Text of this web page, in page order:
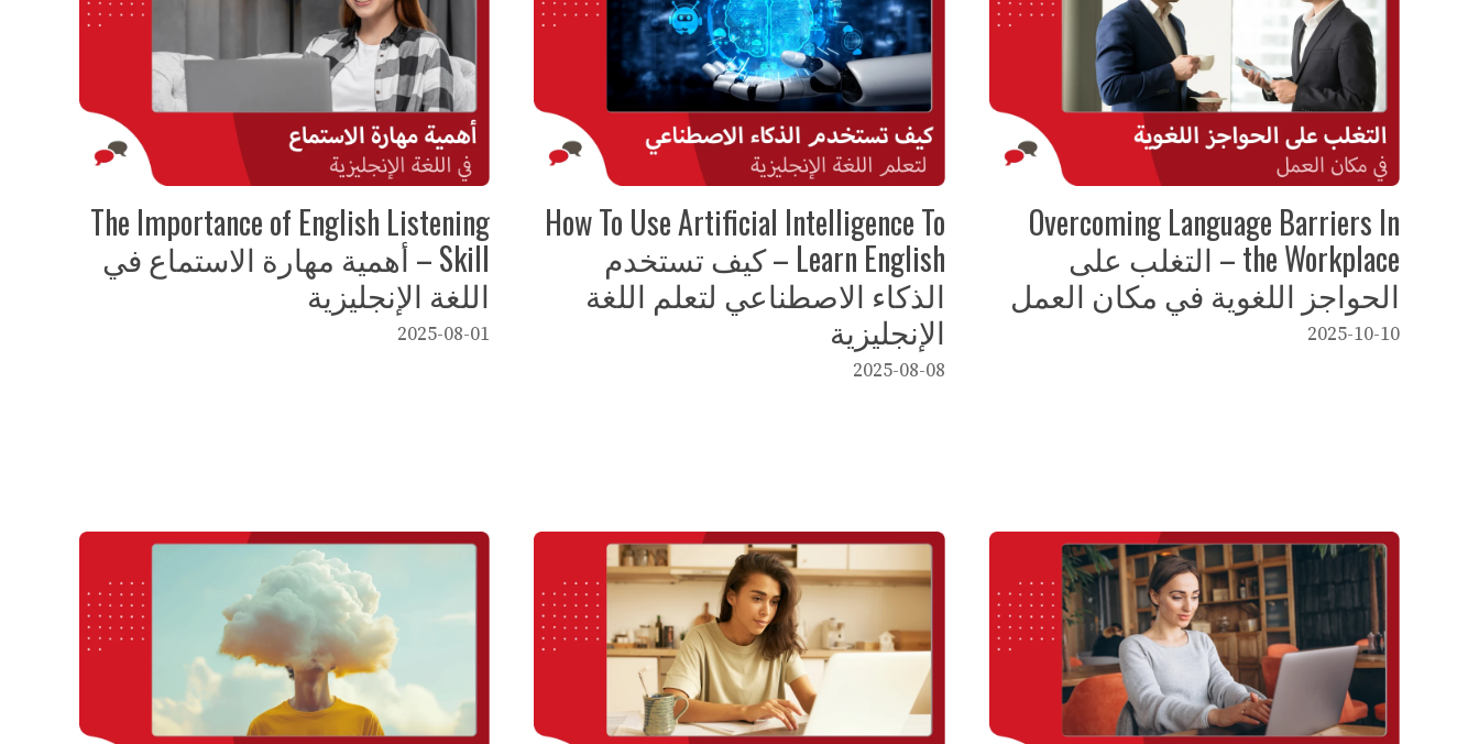
Overcoming Language Barriers In
the Workplace – التغلب على
الحواجز اللغوية في مكان العمل
2025-10-10
How To Use Artificial Intelligence To
Learn English – كيف تستخدم
الذكاء الاصطناعي لتعلم اللغة
الإنجليزية
2025-08-08
The Importance of English Listening
Skill – أهمية مهارة الاستماع في
اللغة الإنجليزية
2025-08-01